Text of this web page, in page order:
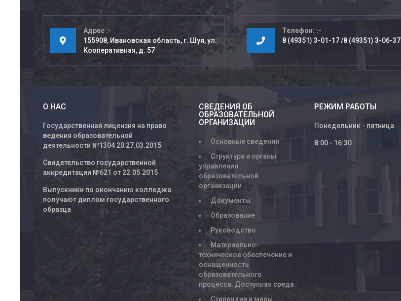
Адрес
155908, Ивановская область, г. Шуя, ул.
Кооперативная, д. 57
Телефон:
8 (49351) 3-01-17 8 (49351) 3-06-37
О НАС
Государственная лицензия на право
ведения образовательной
деятельности №1304 20 27.03.2015
Свидетельство государственной
аккредитации №621 от 22.05.2015
Выпускники по окончанию колледжа
получают диплом государственного
образца
СВЕДЕНИЯ ОБ
ОБРАЗОВАТЕЛЬНОЙ
ОРГАНИЗАЦИИ
Основные сведения
Структура и органы
управления
образовательной
организации
Документы
Образование
Руководство
Материально-
техническое обеспечение и
оснащенность
образовательного
процесса. Доступная среда
Стипендии и меры
РЕЖИМ РАБОТЫ
Понедельник - пятница
8:00 - 16:30